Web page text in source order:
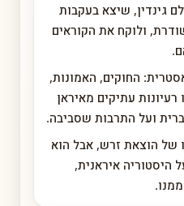
גינדין, שיצא בעקבות
ולוקח את הקוראים
החוקים, האמונות,
עתיקים מאיראן
ועל התרבות שסביבה.
של הוצאת זרש, אבל הוא
היסטוריה איראנית,